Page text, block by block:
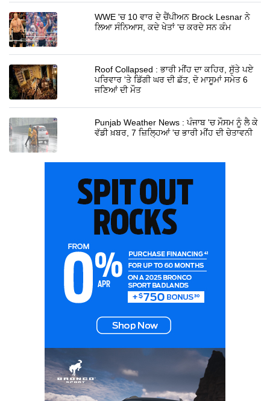
WWE 'ਚ 10 ਵਾਰ ਦੇ ਚੈਂਪੀਅਨ Brock Lesnar ਨੇ
ਲਿਆ ਸੰਨਿਆਸ, ਕਦੇ ਖੇਤਾਂ 'ਚ ਕਰਦੇ ਸਨ ਕੰਮ
Roof Collapsed : ਭਾਰੀ ਮੀਂਹ ਦਾ ਕਹਿਰ, ਸੁੱਤੇ ਪਏ
ਪਰਿਵਾਰ 'ਤੇ ਡਿੱਗੀ ਘਰ ਦੀ ਛੱਤ, ਦੋ ਮਾਸੂਮਾਂ ਸਮੇਤ 6
ਜਣਿਆਂ ਦੀ ਮੌਤ
Punjab Weather News : ਪੰਜਾਬ 'ਚ ਮੌਸਮ ਨੂੰ ਲੈ ਕੇ
ਵੱਡੀ ਖ਼ਬਰ, 7 ਜ਼ਿਲ੍ਹਿਆਂ 'ਚ ਭਾਰੀ ਮੀਂਹ ਦੀ ਚੇਤਾਵਨੀ